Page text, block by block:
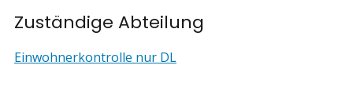
Zuständige Abteilung
Einwohnerkontrolle nur DL